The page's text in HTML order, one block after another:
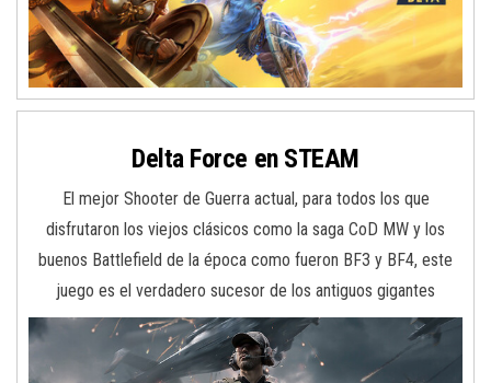
Delta Force en STEAM
El mejor Shooter de Guerra actual, para todos los que
disfrutaron los viejos clásicos como la saga CoD MW y los
buenos Battlefield de la época como fueron BF3 y BF4, este
juego es el verdadero sucesor de los antiguos gigantes